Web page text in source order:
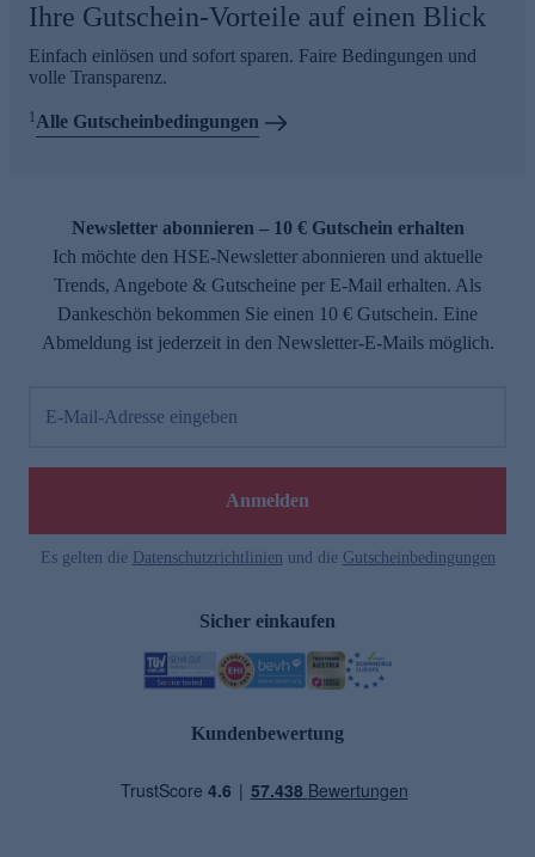
Ihre Gutschein-Vorteile auf einen Blick
Einfach einlösen und sofort sparen. Faire Bedingungen und
volle Transparenz.
1Alle Gutscheinbedingungen
Newsletter abonnieren – 10 € Gutschein erhalten
Ich möchte den HSE-Newsletter abonnieren und aktuelle
Trends, Angebote & Gutscheine per E-Mail erhalten. Als
Dankeschön bekommen Sie einen 10 € Gutschein. Eine
Abmeldung ist jederzeit in den Newsletter-E-Mails möglich.
E-Mail-Adresse eingeben
Anmelden
Es gelten die Datenschutzrichtlinien und die Gutscheinbedingungen
Sicher einkaufen
Kundenbewertung